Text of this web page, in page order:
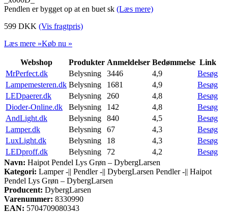
Pendlen er bygget op at en buet sk (Læs mere)
599 DKK (Vis fragtpris)
Læs mere »Køb nu »
Webshop Produkter Anmeldelser Bedømmelse Link
MrPerfect.dk
Belysning 3446 4,9
Besøg
Lampemesteren.dk Belysning 1681 4,9
Besøg
LEDpaerer.dk
Belysning 260 4,8
Besøg
Dioder-Online.dk
Belysning 142 4,8
Besøg
AndLight.dk
Belysning 840 4,5
Besøg
Lamper.dk
Belysning 67 4,3
Besøg
LuxLight.dk
Belysning 18 4,3
Besøg
LEDproff.dk
Belysning 72 4,2
Besøg
Navn: Haipot Pendel Lys Grøn – DybergLarsen
Kategori: Lamper -|| Pendler -|| DybergLarsen Pendler -|| Haipot
Pendel Lys Grøn – DybergLarsen
Producent: DybergLarsen
Varenummer: 8330990
EAN: 5704709080343